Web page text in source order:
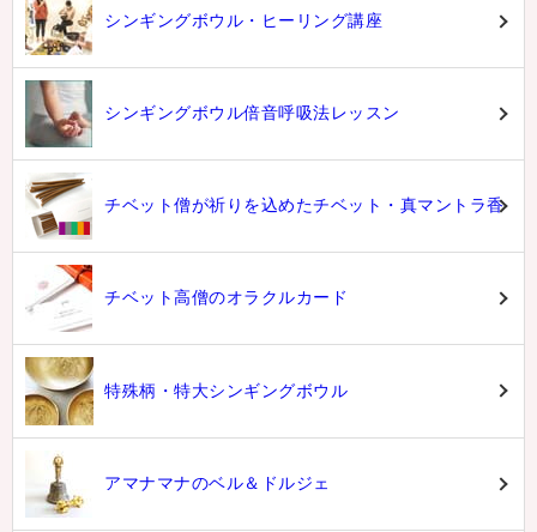
シンギングボウル・ヒーリング講座
シンギングボウル倍音呼吸法レッスン
チベット僧が祈りを込めたチベット・真マントラ香
チベット高僧のオラクルカード
特殊柄・特大シンギングボウル
アマナマナのベル＆ドルジェ